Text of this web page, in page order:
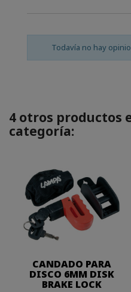
Todavía no hay
4 otros productos
categoría:
CANDADO PARA
DISCO 6MM DISK
BRAKE LOCK